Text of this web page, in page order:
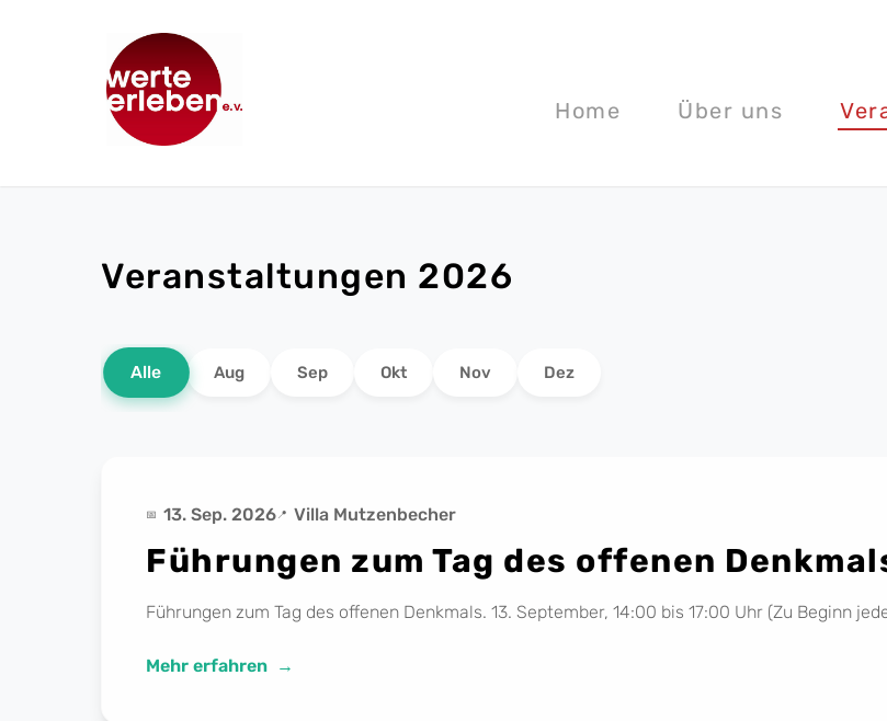
Home Über uns
Veranstaltungen 2026
Alle Aug Sep Okt Nov Dez
13. Sep. 2026 Villa Mutzenbecher
Führungen zum Tag des offenen
Führungen zum Tag des offenen Denkmals. 13. September, 14:00 bis 17:00 Uhr (Zu Beginn
Mehr erfahren